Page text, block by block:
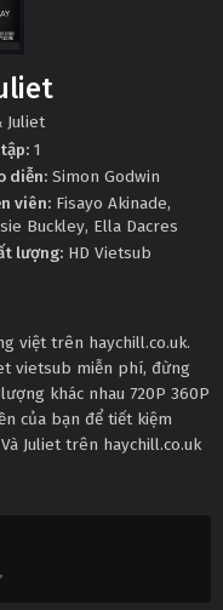
Juliet
1
diễn: Simon Godwin
viên: Fisayo Akinade,
Buckley, Ella Dacres
lượng: HD Vietsub
việt trên haychill.co.uk.
vietsub miễn phí, đừng
khác nhau 720P 360P
của bạn để tiết kiệm
Juliet trên haychill.co.uk